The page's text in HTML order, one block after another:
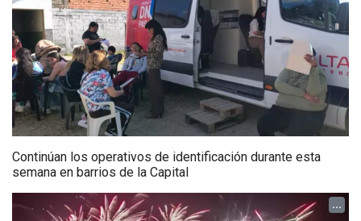
Continúan los operativos de identificación durante esta
semana en barrios de la Capital
...